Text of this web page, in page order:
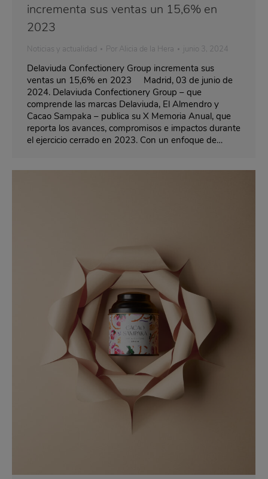
incrementa sus ventas un 15,6% en
2023
Noticias y actualidad Por Alicia de la Hera junio 3, 2024
Delaviuda Confectionery Group incrementa sus
ventas un 15,6% en 2023 Madrid, 03 de junio de
2024. Delaviuda Confectionery Group – que
comprende las marcas Delaviuda, El Almendro y
Cacao Sampaka – publica su X Memoria Anual, que
reporta los avances, compromisos e impactos durante
el ejercicio cerrado en 2023. Con un enfoque de…